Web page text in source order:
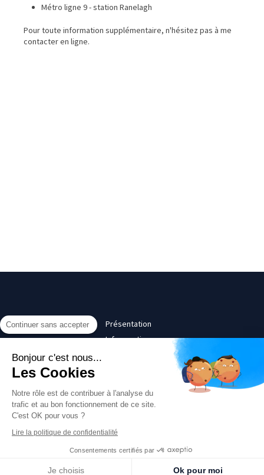
Métro ligne 9 - station Ranelagh
Pour toute information supplémentaire, n'hésitez pas à me
contacter en ligne.
Présentation
Infos pratiques
©2017 Thatyana Pitavy - Psychanalyste, Psychologue Paris 16
Plan du site
Création et référencement du site par Simplébo
Continuer sans accepter
Bonjour c'est nous...
Les Cookies
Notre rôle est de contribuer à l'analyse du
trafic et au bon fonctionnement de ce site.
C'est OK pour vous ?
Lire la politique de confidentialité
Consentements certifiés par
Je choisis Ok pour moi